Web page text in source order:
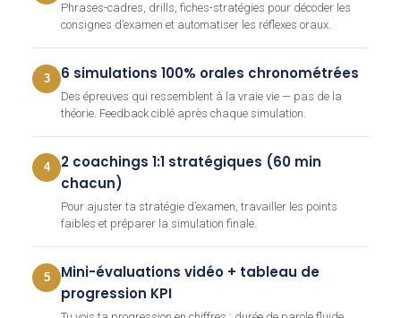
Phrases-cadres, drills, fiches-stratégies pour décoder les
consignes d’examen et automatiser les réflexes oraux.
3 6 simulations 100% orales chronométrées
Des épreuves qui ressemblent à la vraie vie — pas de la
théorie. Feedback ciblé après chaque simulation.
4
2 coachings 1:1 stratégiques (60 min
chacun)
Pour ajuster ta stratégie d’examen, travailler les points
faibles et préparer la simulation finale.
5
Mini-évaluations vidéo + tableau de
progression KPI